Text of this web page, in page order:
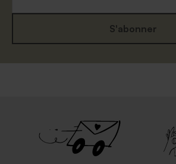
S'abonner